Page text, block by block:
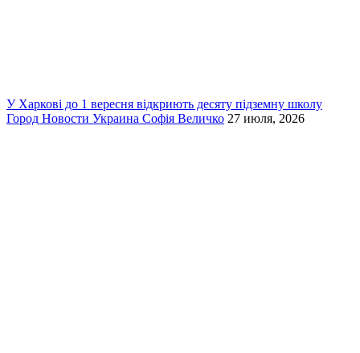
У Харкові до 1 вересня відкриють десяту підземну школу
Город Новости Украина Софія Величко 27 июля, 2026